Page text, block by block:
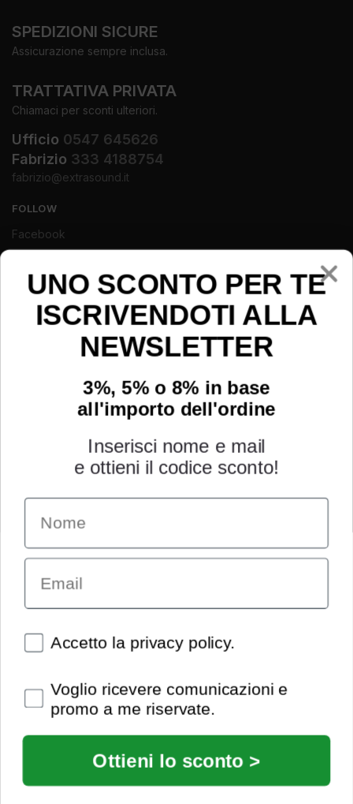
SPEDIZIONI SICURE
Assicurazione sempre inclusa.
TRATTATIVA PRIVATA
Chiamaci per sconti ulteriori.
Ufficio 0547 645626
Fabrizio 333 4188754
fabrizio@extrasound.it
FOLLOW
Facebook
Instagram
Youtube
INFORMAZIONI
Chi siamo
Garanzia
Richiesta assistenza tecnica
Pagamenti e spedizioni
Utilizzo dei cookies
Recedi dal contratto
UNO SCONTO PER TE
ISCRIVENDOTI ALLA
NEWSLETTER
3%, 5% o 8% in base
all'importo dell'ordine
Inserisci nome e mail
e ottieni il codice sconto!
Name
Email
Spunte obbligatorie
Accetto la privacy policy.
Spunte obbligatorie
Voglio ricevere comunicazioni e
promo a me riservate.
Ottieni lo sconto >